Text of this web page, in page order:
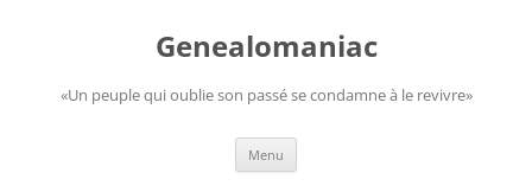
Genealomaniac
«Un peuple qui oublie son passé se condamne à le revivre»
Menu